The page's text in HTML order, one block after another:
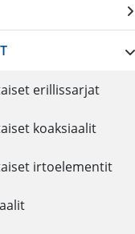
erillissarjat
koaksiaalit
irtoelementit